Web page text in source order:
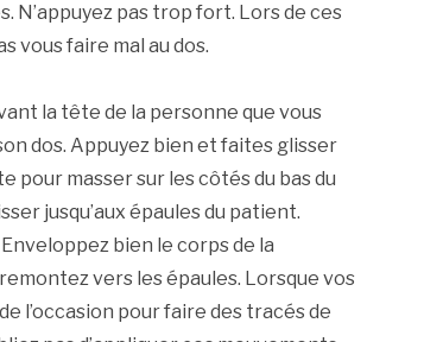
N’appuyez pas trop fort. Lors de ces
vous faire mal au dos.
la tête de la personne que vous
dos. Appuyez bien et faites glisser
pour masser sur les côtés du bas du
jusqu’aux épaules du patient.
bien le corps de la
vers les épaules. Lorsque vos
l’occasion pour faire des tracés de